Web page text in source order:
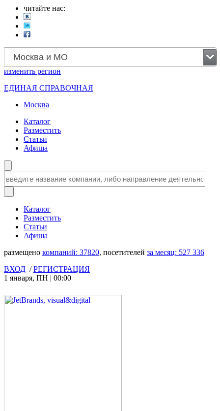
читайте нас:
Москва и МО
изменить регион
ЕДИНАЯ СПРАВОЧНАЯ
Москва
Каталог
Разместить
Статьи
Афиша
Каталог
Разместить
Статьи
Афиша
размещено компаний: 37820, посетителей за месяц: 527 336
ВХОД /РЕГИСТРАЦИЯ
1 января, ПН | 00:00